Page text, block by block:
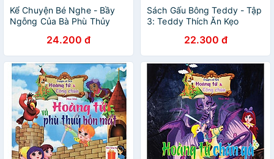
Kể Chuyện Bé Nghe - Bầy
Ngỗng Của Bà Phù Thủy
24.200 đ
Sách Gấu Bông Teddy - Tập
3: Teddy Thích Ăn Kẹo
22.300 đ